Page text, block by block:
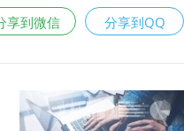
享到微信 分享到QQ